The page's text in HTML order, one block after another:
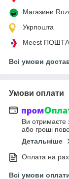
Магазини
Укрпошта
Meest ПОШТА
Всі умови
Умови оплати
Ви отримаєте
або гроші
Детальніше
Оплата на
Всі умови